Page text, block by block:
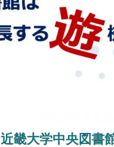
近畿大学中央図書